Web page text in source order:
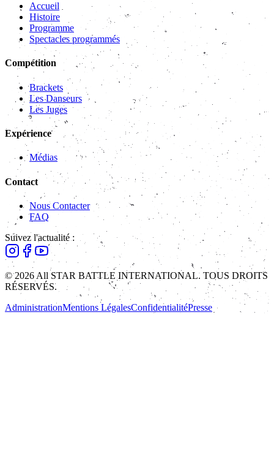
Accueil
Histoire
Programme
Spectacles programmés
Compétition
Brackets
Les Danseurs
Les Juges
Expérience
Médias
Contact
Nous Contacter
FAQ
Suivez l'actualité :
© 2026 All STAR BATTLE INTERNATIONAL. TOUS DROITS
RÉSERVÉS.
AdministrationMentions LégalesConfidentialitéPresse